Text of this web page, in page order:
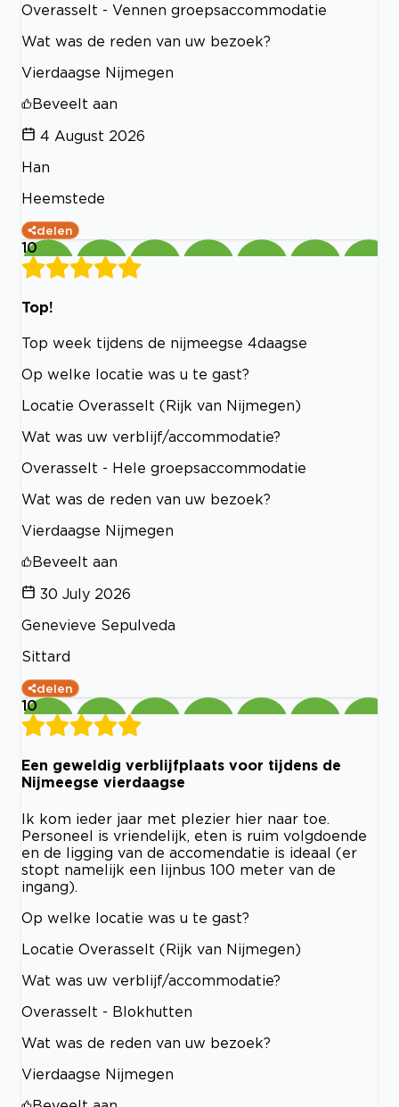
Overasselt - Vennen groepsaccommodatie
Wat was de reden van uw bezoek?
Vierdaagse Nijmegen
Beveelt aan
4 August 2026
Han
Heemstede
delen
10
Top!
Top week tijdens de nijmeegse 4daagse
Op welke locatie was u te gast?
Locatie Overasselt (Rijk van Nijmegen)
Wat was uw verblijf/accommodatie?
Overasselt - Hele groepsaccommodatie
Wat was de reden van uw bezoek?
Vierdaagse Nijmegen
Beveelt aan
30 July 2026
Genevieve Sepulveda
Sittard
delen
10
Een geweldig verblijfplaats voor tijdens de
Nijmeegse vierdaagse
Ik kom ieder jaar met plezier hier naar toe.
Personeel is vriendelijk, eten is ruim volgdoende
en de ligging van de accomendatie is ideaal (er
stopt namelijk een lijnbus 100 meter van de
ingang).
Op welke locatie was u te gast?
Locatie Overasselt (Rijk van Nijmegen)
Wat was uw verblijf/accommodatie?
Overasselt - Blokhutten
Wat was de reden van uw bezoek?
Vierdaagse Nijmegen